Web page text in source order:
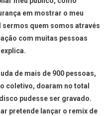
em mostrar o meu
sermos quem somos através
com muitas pessoas
de mais de 900 pessoas,
coletivo, doaram no total
pudesse ser gravado.
pretende lançar o remix de